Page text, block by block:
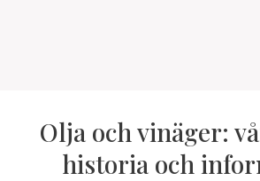
Olja och vinäger:
historia och